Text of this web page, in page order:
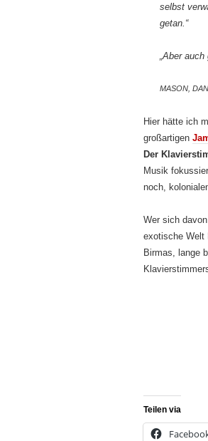
selbst
getan.“
„Aber auch
MASON,
Hier hätte ich
großartigen
Der
Musik
noch,
Wer sich
exotische Welt
Birmas, lange
Teilen via